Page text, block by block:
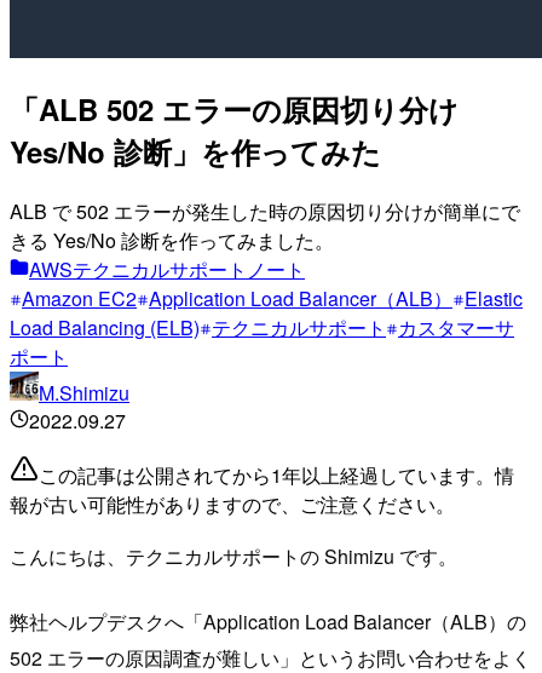
「ALB 502 エラーの原因切り分け
Yes/No 診断」を作ってみた
ALB で 502 エラーが発生した時の原因切り分けが簡単にで
きる Yes/No 診断を作ってみました。
AWSテクニカルサポートノート
Amazon EC2 Application Load Balancer（ALB）
Elastic
Load Balancing (ELB) テクニカルサポート
カスタマーサ
ポート
M.Shimizu
2022.09.27
この記事は公開されてから1年以上経過しています。情
報が古い可能性がありますので、ご注意ください。
こんにちは、テクニカルサポートの Shimizu です。
弊社ヘルプデスクへ「Application Load Balancer（ALB）の
502 エラーの原因調査が難しい」というお問い合わせをよく